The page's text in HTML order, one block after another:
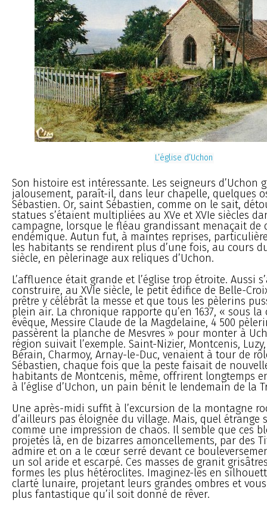
L’église d’Uchon
Son histoire est intéressante. Les seigneurs d’Uchon
jalousement, paraît-il, dans leur chapelle, quelques
Sébastien. Or, saint Sébastien, comme on le sait,
statues s’étaient multipliées au XVe et XVIe siècles
campagne, lorsque le fléau grandissant menaçait de
endémique. Autun fut, à maintes reprises,
les habitants se rendirent plus d’une fois, au cours
siècle, en pèlerinage aux reliques d’Uchon.
L’affluence était grande et l’église trop étroite. Aussi
construire, au XVIe siècle, le petit édifice de Belle-
prêtre y célébrât la messe et que tous les pèlerins
plein air. La chronique rapporte qu’en 1637, « sous
évêque, Messire Claude de la Magdelaine, 4 500
passèrent la planche de Mesvres » pour monter à
région suivait l’exemple. Saint-Nizier, Montcenis,
Bérain, Charmoy, Arnay-le-Duc, venaient à tour de
Sébastien, chaque fois que la peste faisait de
habitants de Montcenis, même, offrirent longtemps
à l’église d’Uchon, un pain bénit le lendemain de la
Une après-midi suffit à l’excursion de la montagne
d’ailleurs pas éloignée du village. Mais, quel étrange
comme une impression de chaos. Il semble que ces
projetés là, en de bizarres amoncellements, par des
admire et on a le cœur serré devant ce
un sol aride et escarpé. Ces masses de granit
formes les plus hétéroclites. Imaginez-les en
clarté lunaire, projetant leurs grandes ombres et
plus fantastique qu’il soit donné de rêver.